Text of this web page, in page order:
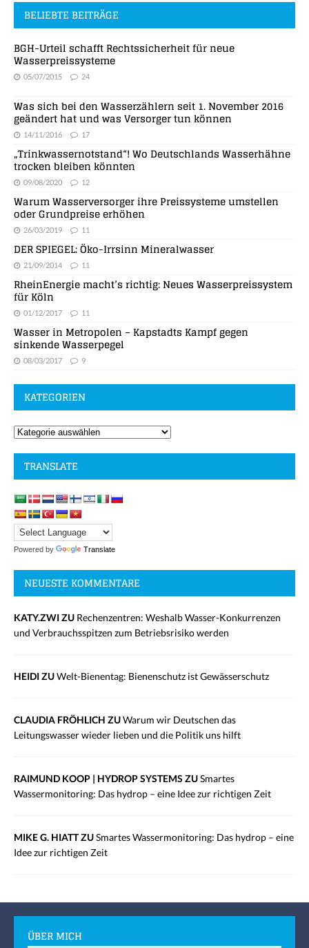
BELIEBTE BEITRÄGE
BGH-Urteil schafft Rechtssicherheit für neue
Wasserpreissysteme
05/07/2015 24
Was sich bei den Wasserzählern seit 1. November 2016
geändert hat und was Versorger tun können
14/11/2016 17
„Trinkwassernotstand“! Wo Deutschlands Wasserhähne
trocken bleiben könnten
09/08/2020 12
Warum Wasserversorger ihre Preissysteme umstellen
oder Grundpreise erhöhen
26/03/2019 11
DER SPIEGEL: Öko-Irrsinn Mineralwasser
21/09/2014 11
RheinEnergie macht’s richtig: Neues Wasserpreissystem
für Köln
01/12/2017 11
Wasser in Metropolen – Kapstadts Kampf gegen
sinkende Wasserpegel
08/03/2017 9
KATEGORIEN
TRANSLATE
Powered by Translate
NEUESTE KOMMENTARE
KATY.ZWI ZU Rechenzentren: Weshalb Wasser-Konkurrenzen
und Verbrauchsspitzen zum Betriebsrisiko werden
HEIDI ZUWelt-Bienentag: Bienenschutz ist Gewässerschutz
CLAUDIA FRÖHLICH ZUWarum wir Deutschen das
Leitungswasser wieder lieben und die Politik uns hilft
RAIMUND KOOP | HYDROP SYSTEMS ZUSmartes
Wassermonitoring: Das hydrop – eine Idee zur richtigen Zeit
MIKE G. HIATT ZUSmartes Wassermonitoring: Das hydrop – eine
Idee zur richtigen Zeit
ÜBER MICH